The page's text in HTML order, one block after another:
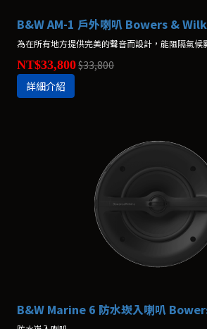
B&W AM-1 戶外喇叭 Bowers &
NT$33,800$33,800
詳細介紹
B&W Marine 6 防水崁入喇叭